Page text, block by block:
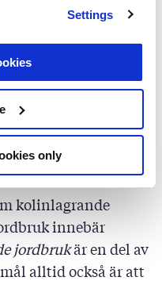
Settings
only
är en
jordbruk
kolinlagrande
innebär
jordbrukär en del av
alltid också är att